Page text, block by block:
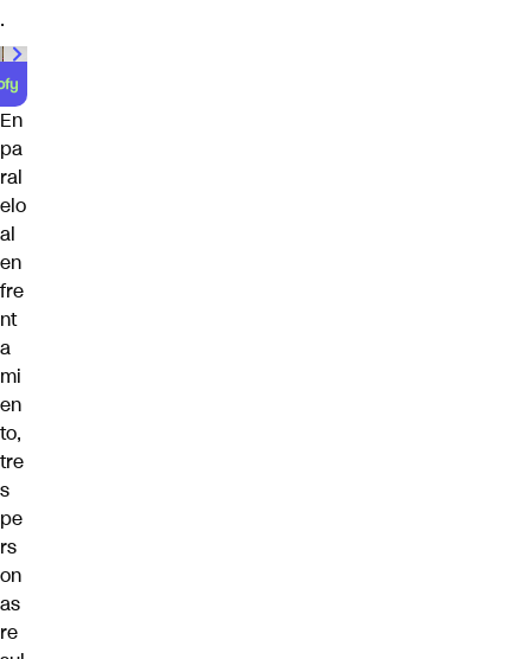
.
En
pa
ral
elo
al
en
fre
nt
a
mi
en
to,
tre
s
pe
rs
on
as
re